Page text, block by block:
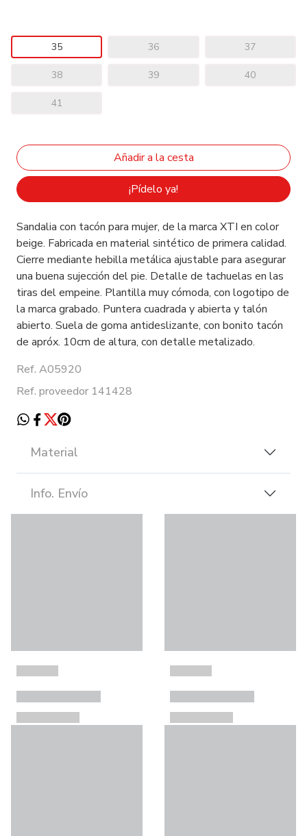
35 36 37
38 39 40
41
¡Pídelo ya!
Sandalia con tacón para mujer, de la marca XTI en color
beige. Fabricada en material sintético de primera calidad.
Cierre mediante hebilla metálica ajustable para asegurar
una buena sujección del pie. Detalle de tachuelas en las
tiras del empeine. Plantilla muy cómoda, con logotipo de
la marca grabado. Puntera cuadrada y abierta y talón
abierto. Suela de goma antideslizante, con bonito tacón
de apróx. 10cm de altura, con detalle metalizado.
Ref. A05920
Ref. proveedor 141428
Material
Info. Envío